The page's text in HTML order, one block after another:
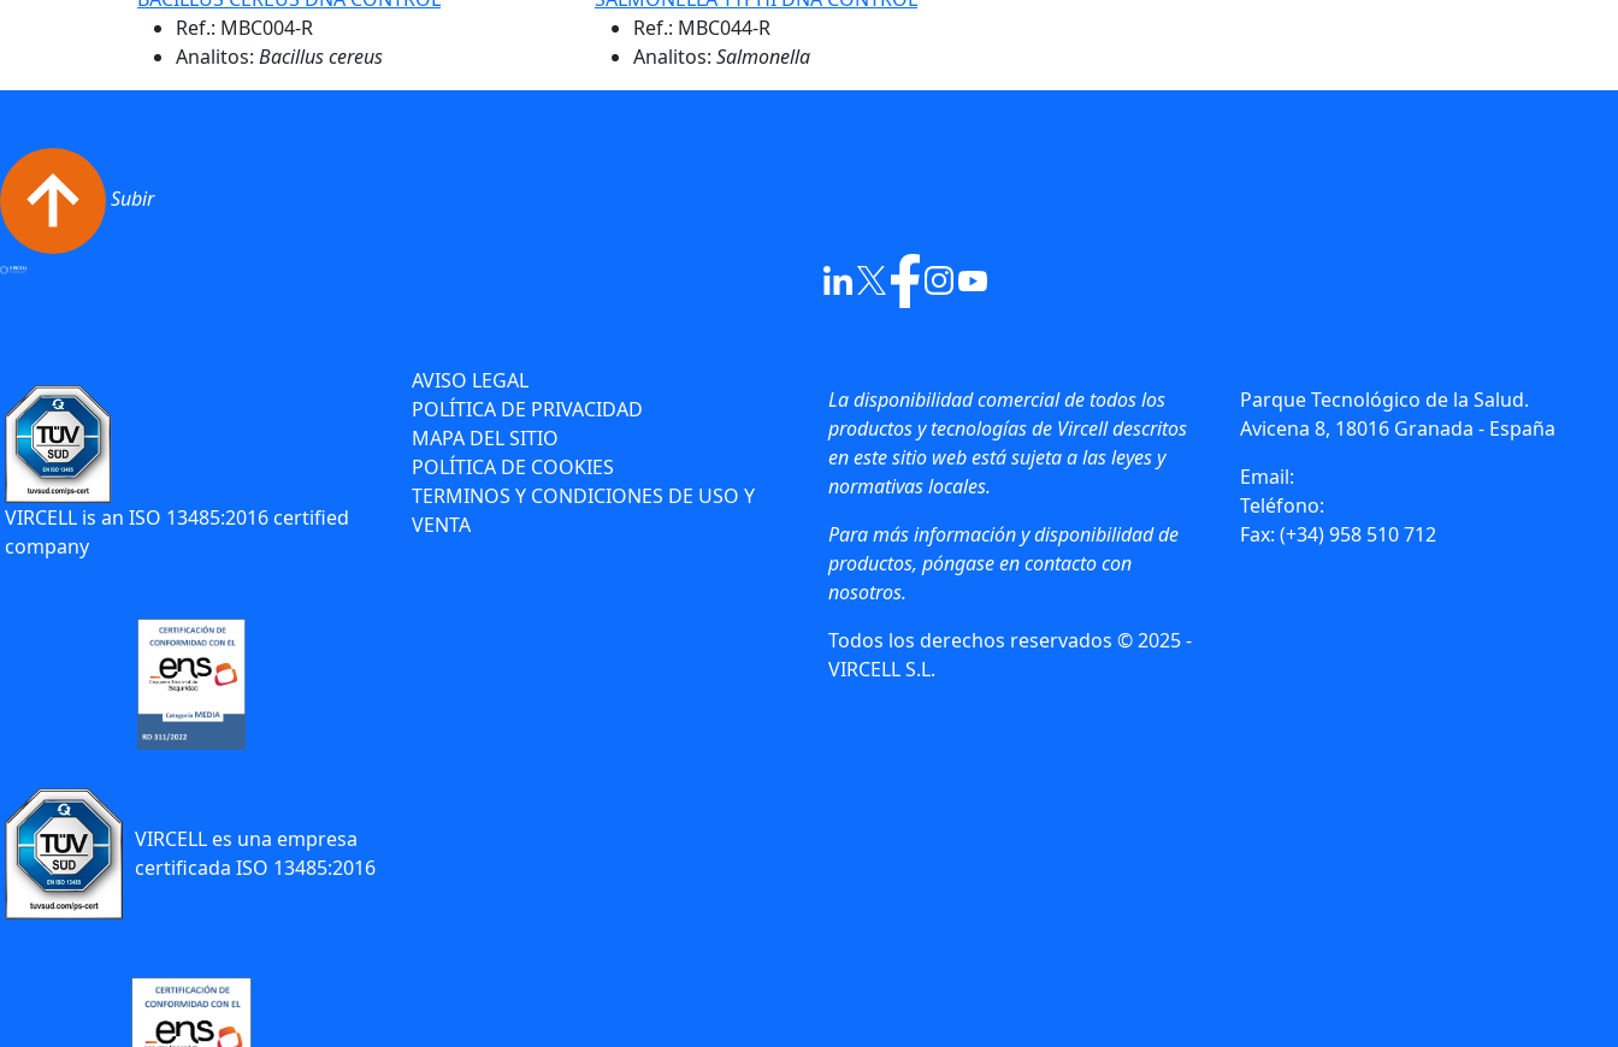
Ref.: MBC004-R
Analitos: Bacillus cereus
Ref.: MBC044-R
Analitos: Salmonella
Subir
VIRCELL is an ISO 13485:2016 certified
company
AVISO LEGAL
POLÍTICA DE PRIVACIDAD
MAPA DEL SITIO
POLÍTICA DE COOKIES
TERMINOS Y CONDICIONES DE USO Y
VENTA
La disponibilidad comercial de todos los
productos y tecnologías de Vircell descritos
en este sitio web está sujeta a las leyes y
normativas locales.
Para más información y disponibilidad de
productos, póngase en contacto con
nosotros.
Todos los derechos reservados © 2025 -
VIRCELL S.L.
Parque Tecnológico de la Salud.
Avicena 8, 18016 Granada - España
Email:
Teléfono:
Fax: (+34) 958 510 712
VIRCELL es una empresa
certificada ISO 13485:2016